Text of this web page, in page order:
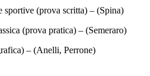
sportive (prova scritta) – (Spina)
(prova pratica) – (Semeraro)
– (Anelli, Perrone)